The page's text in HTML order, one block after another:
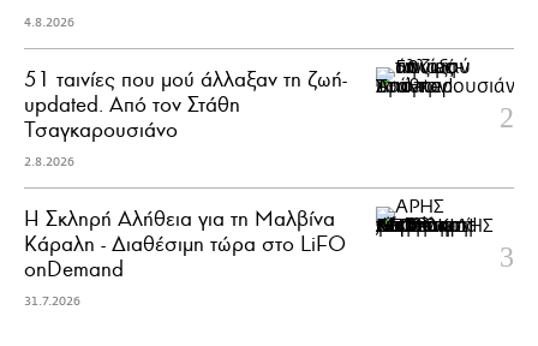
4.8.2026
51 ταινίες που μού άλλαξαν τη ζωή-
updated. Aπό τον Στάθη
Τσαγκαρουσιάνο
2.8.2026
Η Σκληρή Αλήθεια για τη Μαλβίνα
Κάραλη - Διαθέσιμη τώρα στo LiFO
onDemand
31.7.2026